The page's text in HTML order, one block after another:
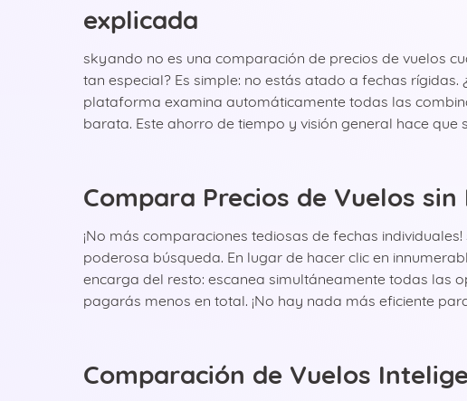
explicada
skyando no es una comparación de precios de vuelos
tan especial? Es simple: no estás atado a fechas
plataforma examina automáticamente todas las
barata. Este ahorro de tiempo y visión general hace que
Compara Precios de Vuelos
¡No más comparaciones tediosas de fechas
poderosa búsqueda. En lugar de hacer clic en
encarga del resto: escanea simultáneamente todas las
pagarás menos en total. ¡No hay nada más eficiente
Comparación de Vuelos